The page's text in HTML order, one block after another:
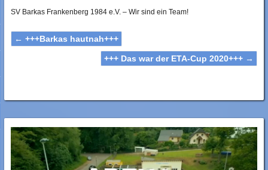
SV Barkas Frankenberg 1984 e.V. – Wir sind ein Team!
← +++Barkas hautnah+++
+++ Das war der ETA-Cup 2020+++ →